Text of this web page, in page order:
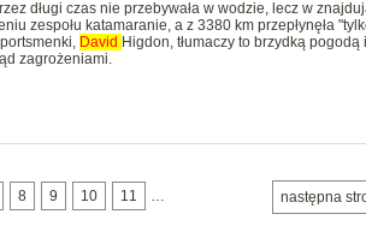
długi czas nie przebywała w wodzie, lecz w
zespołu katamaranie, a z 3380 km przepłynęła
David Higdon, tłumaczy to brzydką pogodą i
zagrożeniami.
następna
8 9 10 11